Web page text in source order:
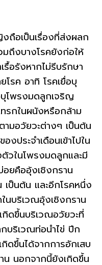
ป็นเรื่องที่ส่งผลก
มถึงบางโรคยังก่อให้
รื้อรังหากไม่รีบรักษา
รค อาทิ โรคเยื่อบุ
โพรงมดลูกเจริญ
รกในผนังหรือกล้าม
ามอวัยวะต่างๆ เป็นต้น
งประจำเดือนเข้าไปใน
วในโพรงมดลูกและมี
ยคืออุ้งเชิงกราน
เป็นต้น และอีกโรคหนึ่ง
บริเวณอุ้งเชิงกราน
กิดขึ้นบริเวณอวัยวะที่
บริเวณท่อนำไข่ ปีก
ดขึ้นได้จากการอักเสบ
น นอกจากนี้ยังเกิดขึ้น